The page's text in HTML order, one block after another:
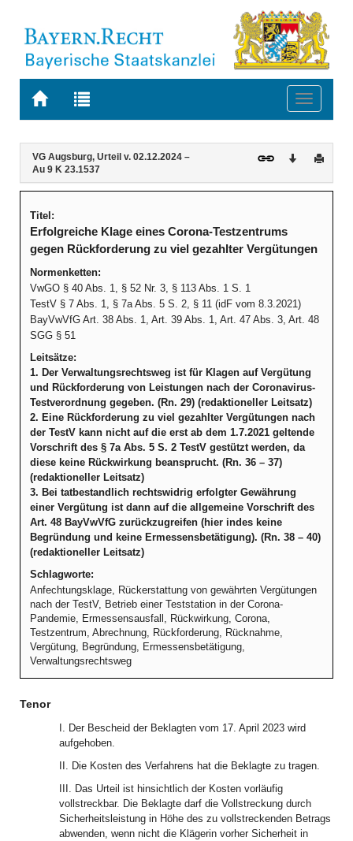
Zur
BAYERN.RECHT
Zur
letzten
Suche
Toggle
Navigation
Inhalt
VG Augsburg, Urteil v. 02.12.2024 –
Au 9 K 23.1537
Download
Titel:
Erfolgreiche Klage eines Corona-Testzentrums
gegen Rückforderung zu viel gezahlter Vergütungen
Normenketten:
VwGO § 40 Abs. 1, § 52 Nr. 3, § 113 Abs. 1 S. 1
TestV § 7 Abs. 1, § 7a Abs. 5 S. 2, § 11 (idF vom 8.3.2021)
BayVwVfG Art. 38 Abs. 1, Art. 39 Abs. 1, Art. 47 Abs. 3, Art. 48
SGG § 51
Leitsätze:
1. Der Verwaltungsrechtsweg ist für Klagen auf Vergütung
und Rückforderung von Leistungen nach der Coronavirus-
Testverordnung gegeben. (Rn. 29) (redaktioneller Leitsatz)
2. Eine Rückforderung zu viel gezahlter Vergütungen nach
der TestV kann nicht auf die erst ab dem 1.7.2021 geltende
Vorschrift des § 7a Abs. 5 S. 2 TestV gestützt werden, da
diese keine Rückwirkung beansprucht. (Rn. 36 – 37)
(redaktioneller Leitsatz)
3. Bei tatbestandlich rechtswidrig erfolgter Gewährung
einer Vergütung ist dann auf die allgemeine Vorschrift des
Art. 48 BayVwVfG zurückzugreifen (hier indes keine
Begründung und keine Ermessensbetätigung). (Rn. 38 – 40)
(redaktioneller Leitsatz)
Schlagworte:
Anfechtungsklage, Rückerstattung von gewährten Vergütungen
nach der TestV, Betrieb einer Teststation in der Corona-
Pandemie, Ermessensausfall, Rückwirkung, Corona,
Testzentrum, Abrechnung, Rückforderung, Rücknahme,
Vergütung, Begründung, Ermessensbetätigung,
Verwaltungsrechtsweg
Tenor
I. Der Bescheid der Beklagten vom 17. April 2023 wird
aufgehoben.
II. Die Kosten des Verfahrens hat die Beklagte zu tragen.
III. Das Urteil ist hinsichtlich der Kosten vorläufig
vollstreckbar. Die Beklagte darf die Vollstreckung durch
Sicherheitsleistung in Höhe des zu vollstreckenden Betrags
abwenden, wenn nicht die Klägerin vorher Sicherheit in